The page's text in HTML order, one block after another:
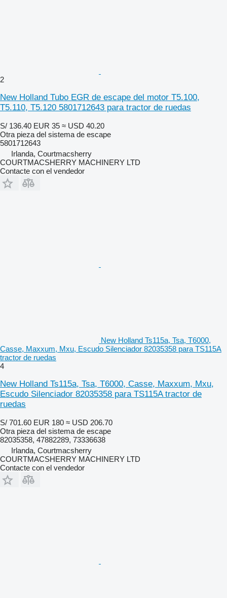
2
New Holland Tubo EGR de escape del motor T5.100,
T5.110, T5.120 5801712643 para tractor de ruedas
S/ 136.40 EUR 35 ≈ USD 40.20
Otra pieza del sistema de escape
5801712643
Irlanda, Courtmacsherry
COURTMACSHERRY MACHINERY LTD
Contacte con el vendedor
New Holland Ts115a, Tsa, T6000,
Casse, Maxxum, Mxu, Escudo Silenciador 82035358 para TS115A
tractor de ruedas
4
New Holland Ts115a, Tsa, T6000, Casse, Maxxum, Mxu,
Escudo Silenciador 82035358 para TS115A tractor de
ruedas
S/ 701.60 EUR 180 ≈ USD 206.70
Otra pieza del sistema de escape
82035358, 47882289, 73336638
Irlanda, Courtmacsherry
COURTMACSHERRY MACHINERY LTD
Contacte con el vendedor